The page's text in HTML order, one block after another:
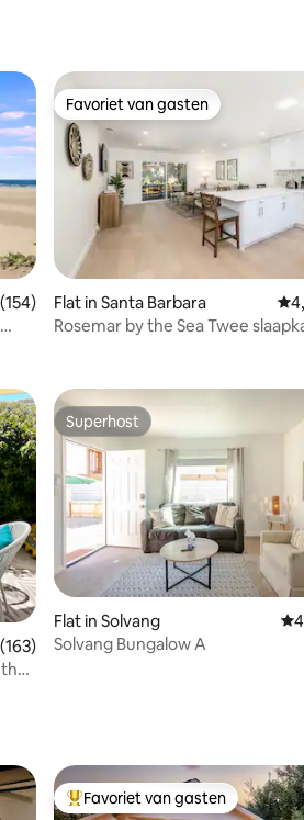
beoordeling van 4,91 op 5, 154
Favoriet van gasten
Favoriet van gasten
Flat in Santa Barbara
Rosemar by the Sea Twee
beoordeling van 4,94 op 5, 163
the
Superhost
Superhost
Flat in Solvang
Solvang Bungalow A
Topfavoriet van gasten
Favoriet van gasten